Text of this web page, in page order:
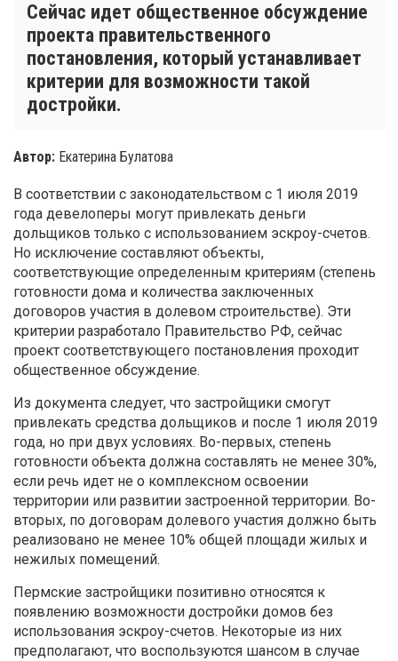
Сейчас идет общественное обсуждение
проекта правительственного
постановления, который устанавливает
критерии для возможности такой
достройки.
Автор: Екатерина Булатова
В соответствии с законодательством с 1 июля 2019
года девелоперы могут привлекать деньги
дольщиков только с использованием эскроу-счетов.
Но исключение составляют объекты,
соответствующие определенным критериям (степень
готовности дома и количества заключенных
договоров участия в долевом строительстве). Эти
критерии разработало Правительство РФ, сейчас
проект соответствующего постановления проходит
общественное обсуждение.
Из документа следует, что застройщики смогут
привлекать средства дольщиков и после 1 июля 2019
года, но при двух условиях. Во-первых, степень
готовности объекта должна составлять не менее 30%,
если речь идет не о комплексном освоении
территории или развитии застроенной территории. Во-
вторых, по договорам долевого участия должно быть
реализовано не менее 10% общей площади жилых и
нежилых помещений.
Пермские застройщики позитивно относятся к
появлению возможности достройки домов без
использования эскроу-счетов. Некоторые из них
предполагают, что воспользуются шансом в случае